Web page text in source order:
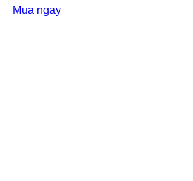
Mua ngay